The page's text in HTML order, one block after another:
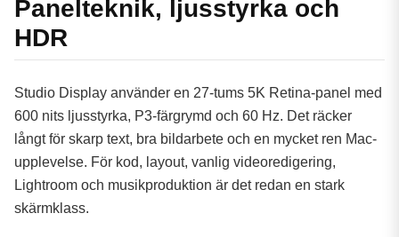
Panelteknik, ljusstyrka och
HDR
Studio Display använder en 27-tums 5K Retina-panel med
600 nits ljusstyrka, P3-färgrymd och 60 Hz. Det räcker
långt för skarp text, bra bildarbete och en mycket ren Mac-
upplevelse. För kod, layout, vanlig videoredigering,
Lightroom och musikproduktion är det redan en stark
skärmklass.